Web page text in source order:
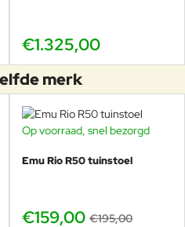
kussens & stoffen)
met water en een mild
om het meubel in de winter bij
condensvorming te voorkomen.
helpt extra regelmatige
metaal om het oppervlak mooi
€1.325,00
merk
-18%
Op voorraad, snel bezorgd
Emu Rio R50 tuinstoel
€159,00 €195,00